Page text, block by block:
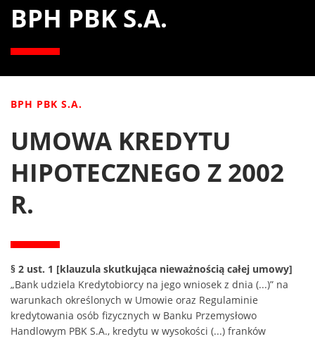
BPH PBK S.A.
BPH PBK S.A.
UMOWA KREDYTU
HIPOTECZNEGO Z 2002
R.
§ 2 ust. 1 [klauzula skutkująca nieważnością całej umowy]
„Bank udziela Kredytobiorcy na jego wniosek z dnia (...)” na
warunkach określonych w Umowie oraz Regulaminie
kredytowania osób fizycznych w Banku Przemysłowo
Handlowym PBK S.A., kredytu w wysokości (...) franków